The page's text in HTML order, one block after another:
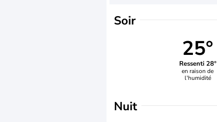
Soir
25°
Ressenti 28°
en raison de
l'humidité
Nuit